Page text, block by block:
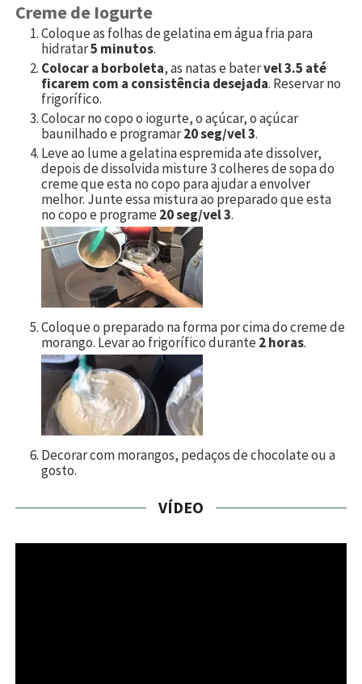
Creme de Iogurte
Coloque as folhas de gelatina em água fria para
hidratar5 minutos.
Colocar a borboleta, as natas e batervel 3.5 até
ficarem com a consistência desejada. Reservar no
frigorífico.
Colocar no copo o iogurte, o açúcar, o açúcar
baunilhado e programar20 seg/vel 3.
Leve ao lume a gelatina espremida ate dissolver,
depois de dissolvida misture 3 colheres de sopa do
creme que esta no copo para ajudar a envolver
melhor. Junte essa mistura ao preparado que esta
no copo e programe20 seg/vel 3.
Coloque o preparado na forma por cima do creme de
morango. Levar ao frigorífico durante2 horas.
Decorar com morangos, pedaços de chocolate ou a
gosto.
VÍDEO